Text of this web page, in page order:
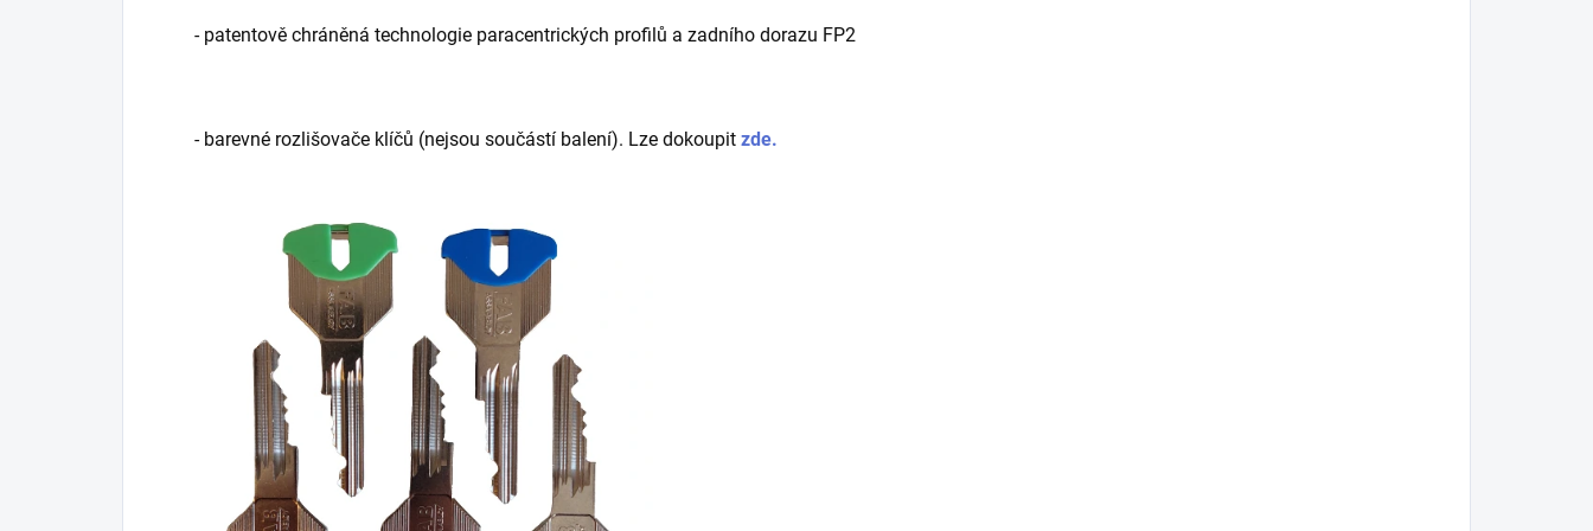
- patentově chráněná technologie paracentrických profilů a zadního dorazu FP2
- barevné rozlišovače klíčů (nejsou součástí balení). Lze dokoupit zde.